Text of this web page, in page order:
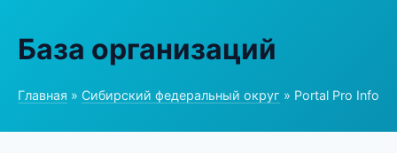
База организаций
Главная » Сибирский федеральный округ » Portal Pro Info